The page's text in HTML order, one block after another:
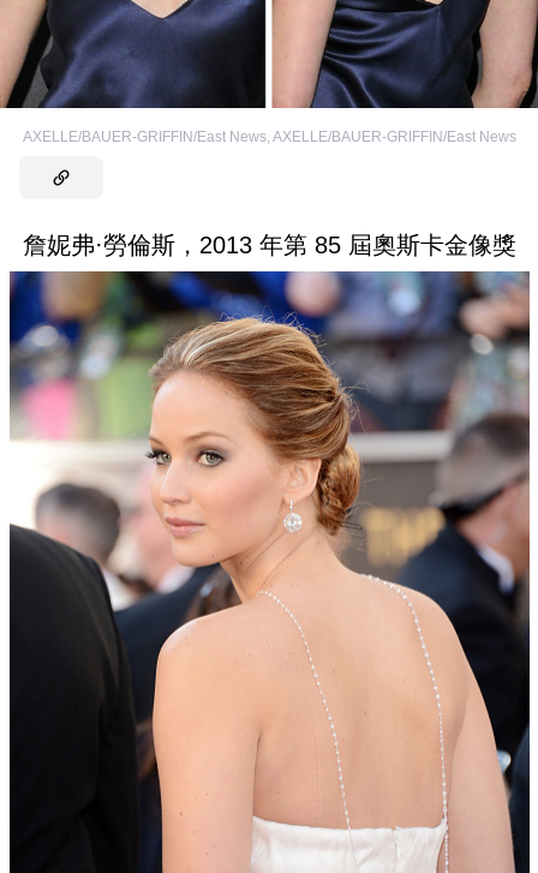
AXELLE/BAUER-GRIFFIN/East News, AXELLE/BAUER-GRIFFIN/East News
詹妮弗·勞倫斯，2013 年第 85 屆奧斯卡金像獎